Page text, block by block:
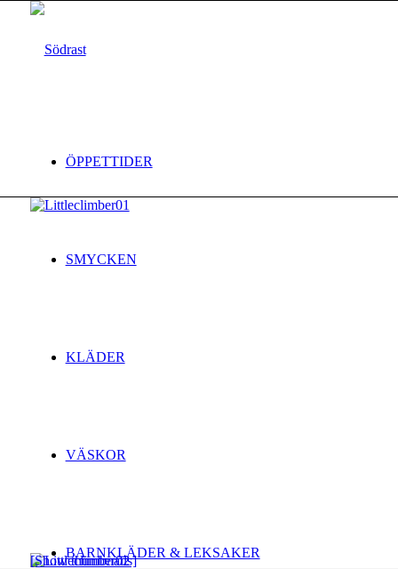
ÖPPETTIDER
SMYCKEN
KLÄDER
VÄSKOR
BARNKLÄDER & LEKSAKER
[Show thumbnails]